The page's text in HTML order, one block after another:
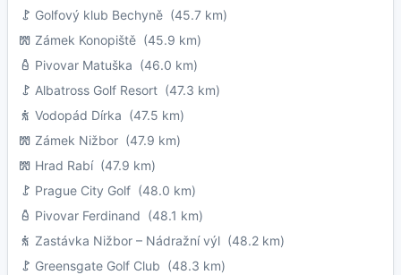
Golfový klub Bechyně (45.7 km)
Zámek Konopiště (45.9 km)
Pivovar Matuška (46.0 km)
Albatross Golf Resort (47.3 km)
Vodopád Dírka (47.5 km)
Zámek Nižbor (47.9 km)
Hrad Rabí(47.9 km)
Prague City Golf (48.0 km)
Pivovar Ferdinand (48.1 km)
Zastávka Nižbor – Nádražní výl (48.2 km)
Greensgate Golf Club (48.3 km)